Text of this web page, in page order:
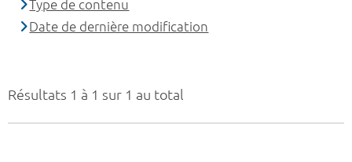
Résultats 1 à 1 sur 1 au total
Type de contenu
Date de dernière modification